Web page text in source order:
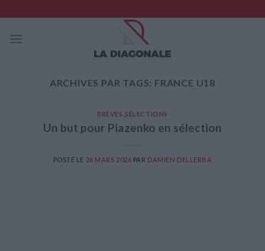
to
content
ARCHIVES PAR TAGS: FRANCE U18
BRÈVES ,SÉLECTIONS
Un but pour Piazenko en sélection
POSTÉ LE 26 MARS 2026 PAR DAMIEN DELLERBA